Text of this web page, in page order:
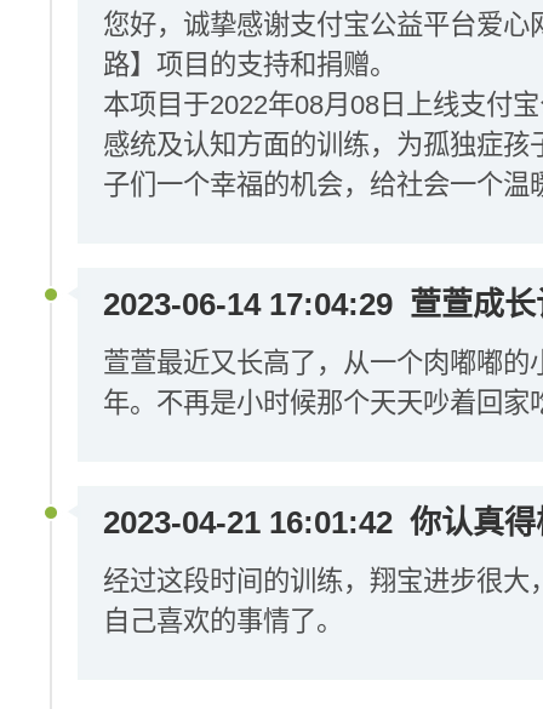
您好，诚挚感谢支付宝公益平台爱心
路】项目的支持和捐赠。
本项目于2022年08月08日上线支付
感统及认知方面的训练，为孤独症
子们一个幸福的机会，给社会一个温
2023-06-14 17:04:29 萱萱成长
萱萱最近又长高了，从一个肉嘟嘟
年。不再是小时候那个天天吵着回家
2023-04-21 16:01:42 你认真
经过这段时间的训练，翔宝进步很
自己喜欢的事情了。